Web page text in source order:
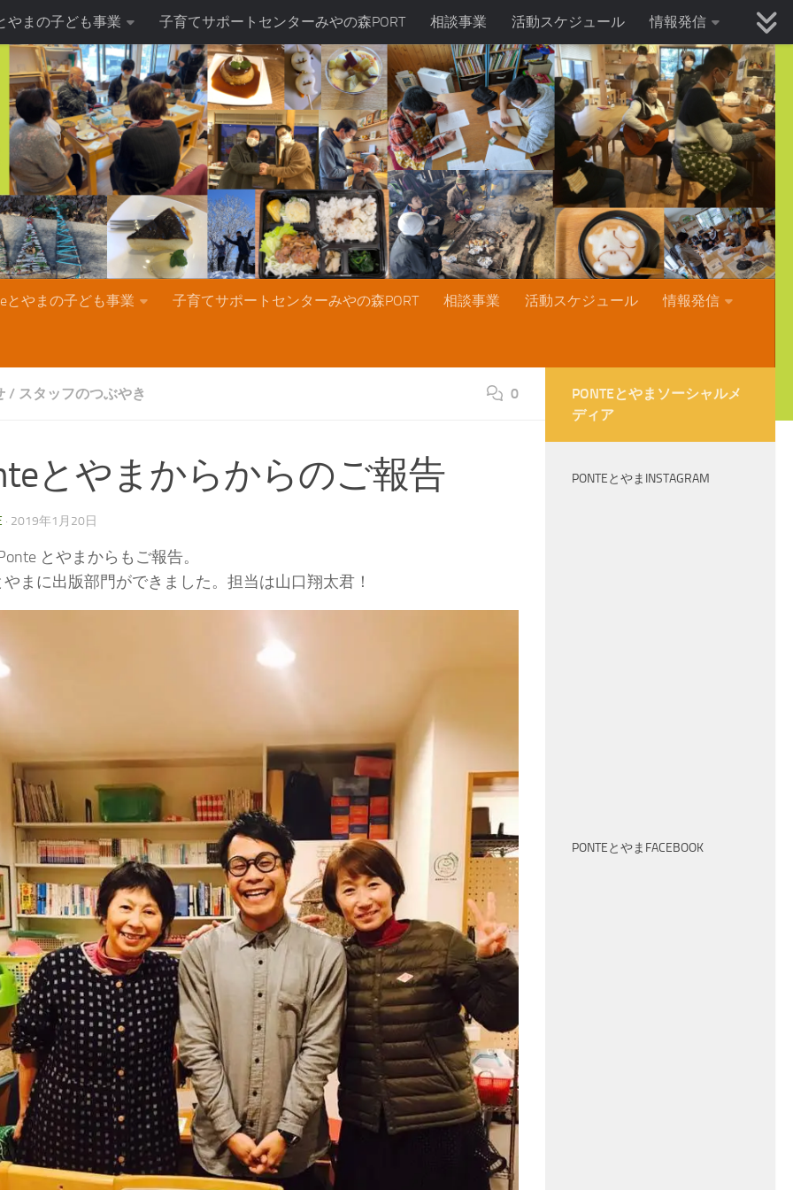
やまの子ども事業 子育てサポートセンターみやの森PORT 相談事業 活動スケジュール 情報発信
とやまの子ども事業 子育てサポートセンターみやの森PORT 相談事業 活動スケジュール 情報発信
/ スタッフのつぶやき 0
とやまからからのご報告
· 2019年1月20日
とやまからもご報告。
やまに出版部門ができました。担当は山口翔太君！
PONTEとやまソーシャルメ
ディア
PONTEとやまINSTAGRAM
PONTEとやまFACEBOOK